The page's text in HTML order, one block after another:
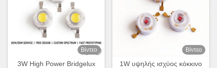
Βίντεο
3W High Power Bridgelux
Βίντεο
1W υψηλής ισχύος κόκκινο